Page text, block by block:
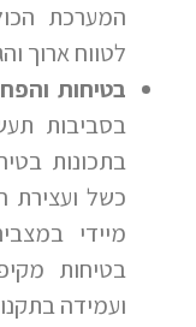
המערכת
לטווח ארוך
בטיחות
בסביבות
בתכונות
כשל ועצירת
מיידי
בטיחות
ועמידה